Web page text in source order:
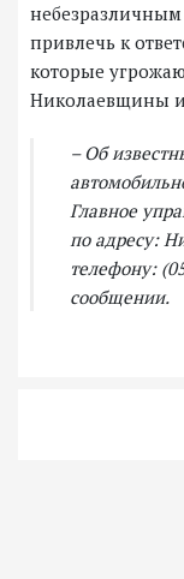
привлечь к
которые
Николаевщины и
– Об
Главное
по адресу:
телефону:
сообщении.